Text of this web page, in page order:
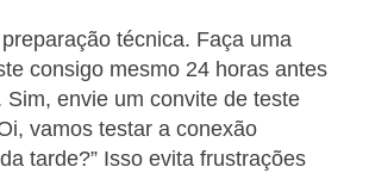
técnica. Faça uma
consigo mesmo 24 horas antes
Sim, envie um convite de teste
vamos testar a conexão
tarde?” Isso evita frustrações